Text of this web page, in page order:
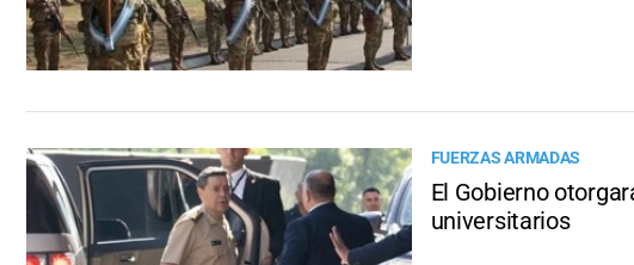
FUERZAS ARMADAS
El Gobierno
universitarios